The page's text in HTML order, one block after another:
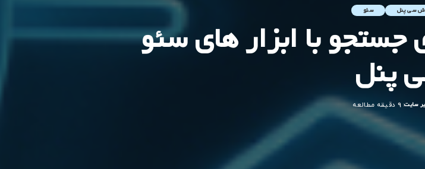
سی پنل سئو
جستجو با ابزار های سئو
پنل
سایت 9 دقیقه مطالعه